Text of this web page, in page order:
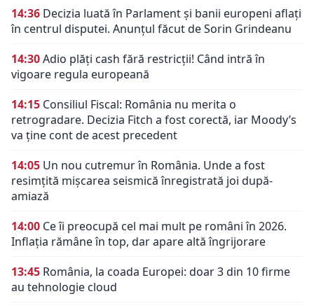
14:36 Decizia luată în Parlament și banii europeni aflați
în centrul disputei. Anunțul făcut de Sorin Grindeanu
14:30Adio plăți cash fără restricții! Când intră în
vigoare regula europeană
14:15 Consiliul Fiscal: România nu merita o
retrogradare. Decizia Fitch a fost corectă, iar Moody’s
va ține cont de acest precedent
14:05 Un nou cutremur în România. Unde a fost
resimțită mișcarea seismică înregistrată joi după-
amiază
14:00 Ce îi preocupă cel mai mult pe români în 2026.
Inflația rămâne în top, dar apare altă îngrijorare
13:45 România, la coada Europei: doar 3 din 10 firme
au tehnologie cloud